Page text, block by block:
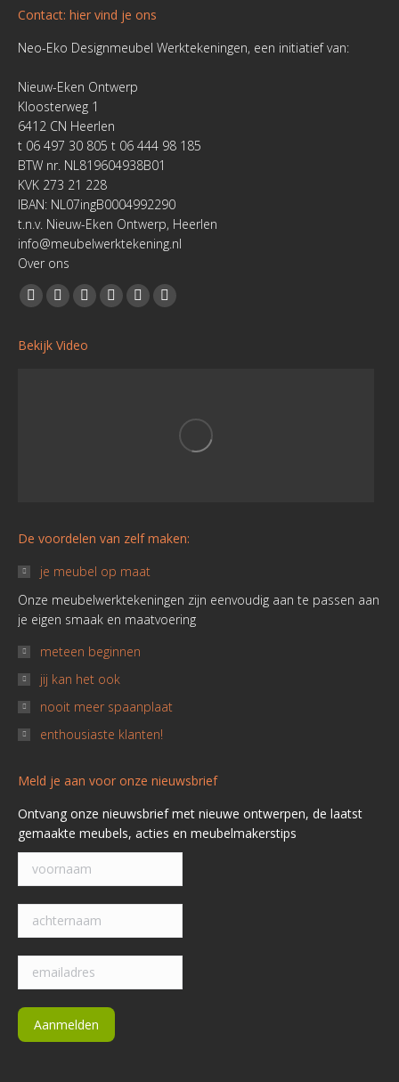
Contact: hier vind je ons
Neo-Eko Designmeubel Werktekeningen, een initiatief van:
Nieuw-Eken Ontwerp
Kloosterweg 1
6412 CN Heerlen
t 06 497 30 805 t 06 444 98 185
BTW nr. NL819604938B01
KVK 273 21 228
IBAN: NL07ingB0004992290
t.n.v. Nieuw-Eken Ontwerp, Heerlen
info@meubelwerktekening.nl
Over ons
Vind ons op:
Facebook
opens
YouTube
opens
Linkedin
opens
PinterestInstagram
Website
window
Bekijk Video
De voordelen van zelf maken:
je meubel op maat
Onze meubelwerktekeningen zijn eenvoudig aan te passen aan
je eigen smaak en maatvoering
meteen beginnen
jij kan het ook
nooit meer spaanplaat
enthousiaste klanten!
Meld je aan voor onze nieuwsbrief
Ontvang onze nieuwsbrief met nieuwe ontwerpen, de laatst
gemaakte meubels, acties en meubelmakerstips